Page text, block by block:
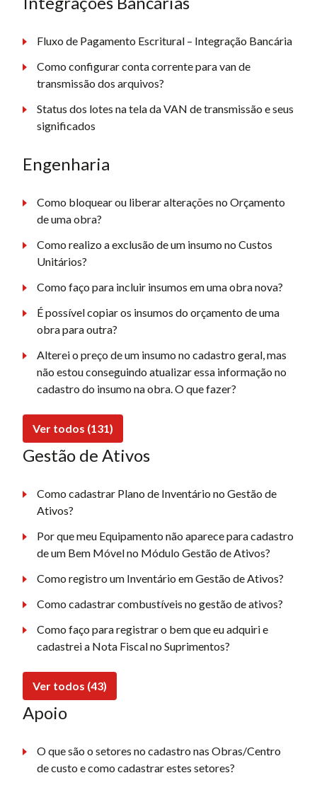
Fluxo de Pagamento Escritural – Integração Bancária
Como configurar conta corrente para van de
transmissão dos arquivos?
Status dos lotes na tela da VAN de transmissão e seus
significados
Engenharia
Como bloquear ou liberar alterações no Orçamento
de uma obra?
Como realizo a exclusão de um insumo no Custos
Unitários?
Como faço para incluir insumos em uma obra nova?
É possível copiar os insumos do orçamento de uma
obra para outra?
Alterei o preço de um insumo no cadastro geral, mas
não estou conseguindo atualizar essa informação no
cadastro do insumo na obra. O que fazer?
Ver todos (131)
Gestão de Ativos
Como cadastrar Plano de Inventário no Gestão de
Ativos?
Por que meu Equipamento não aparece para cadastro
de um Bem Móvel no Módulo Gestão de Ativos?
Como registro um Inventário em Gestão de Ativos?
Como cadastrar combustíveis no gestão de ativos?
Como faço para registrar o bem que eu adquiri e
cadastrei a Nota Fiscal no Suprimentos?
Ver todos (43)
Apoio
O que são o setores no cadastro nas Obras/Centro
de custo e como cadastrar estes setores?